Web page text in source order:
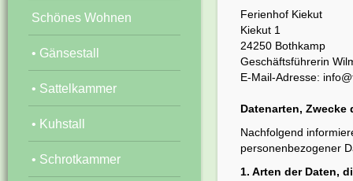
Schönes Wohnen
• Gänsestall
• Sattelkammer
• Kuhstall
• Schrotkammer
Ferienhof Kiekut
Kiekut 1
24250 Bothkamp
Geschäftsführerin
E-Mail-Adresse:
Datenarten,
Nachfolgend
personenbezogener
1. Arten der Daten,